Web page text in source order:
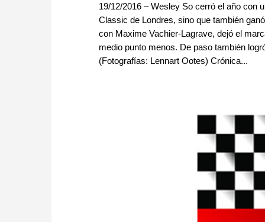
19/12/2016 – Wesley So cerró el año con
Classic de Londres, sino que también
con Maxime Vachier-Lagrave, dejó el
medio punto menos. De paso también
(Fotografías: Lennart Ootes) Crónica...